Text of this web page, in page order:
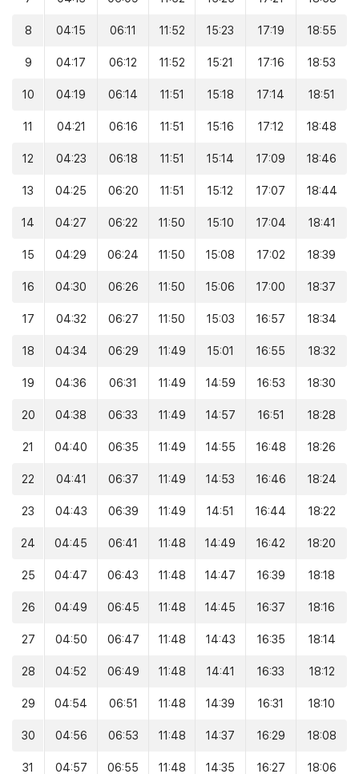
8 04:15 06:11 11:52 15:23 17:19 18:55
9 04:17 06:12 11:52 15:21 17:16 18:53
10 04:19 06:14 11:51 15:18 17:14 18:51
11 04:21 06:16 11:51 15:16 17:12 18:48
12 04:23 06:18 11:51 15:14 17:09 18:46
13 04:25 06:20 11:51 15:12 17:07 18:44
14 04:27 06:22 11:50 15:10 17:04 18:41
15 04:29 06:24 11:50 15:08 17:02 18:39
16 04:30 06:26 11:50 15:06 17:00 18:37
17 04:32 06:27 11:50 15:03 16:57 18:34
18 04:34 06:29 11:49 15:01 16:55 18:32
19 04:36 06:31 11:49 14:59 16:53 18:30
20 04:38 06:33 11:49 14:57 16:51 18:28
21 04:40 06:35 11:49 14:55 16:48 18:26
22 04:41 06:37 11:49 14:53 16:46 18:24
23 04:43 06:39 11:49 14:51 16:44 18:22
24 04:45 06:41 11:48 14:49 16:42 18:20
25 04:47 06:43 11:48 14:47 16:39 18:18
26 04:49 06:45 11:48 14:45 16:37 18:16
27 04:50 06:47 11:48 14:43 16:35 18:14
28 04:52 06:49 11:48 14:41 16:33 18:12
29 04:54 06:51 11:48 14:39 16:31 18:10
30 04:56 06:53 11:48 14:37 16:29 18:08
31 04:57 06:55 11:48 14:35 16:27 18:06